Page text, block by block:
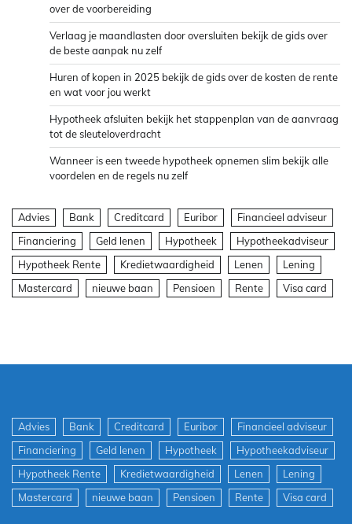
over de voorbereiding
Verlaag je maandlasten door oversluiten bekijk de gids over
de beste aanpak nu zelf
Huren of kopen in 2025 bekijk de gids over de kosten de rente
en wat voor jou werkt
Hypotheek afsluiten bekijk het stappenplan van de aanvraag
tot de sleuteloverdracht
Wanneer is een tweede hypotheek opnemen slim bekijk alle
voordelen en de regels nu zelf
Advies Bank Creditcard Euribor
Financieel adviseur
Financiering
Geld lenen Hypotheek
Hypotheekadviseur
Hypotheek Rente
Kredietwaardigheid Lenen
Lening
Mastercard
nieuwe baan Pensioen Rente Visa card
Advies Bank Creditcard Euribor
Financieel adviseur
Financiering
Geld lenen Hypotheek
Hypotheekadviseur
Hypotheek Rente
Kredietwaardigheid Lenen
Lening
Mastercard
nieuwe baan Pensioen Rente Visa card